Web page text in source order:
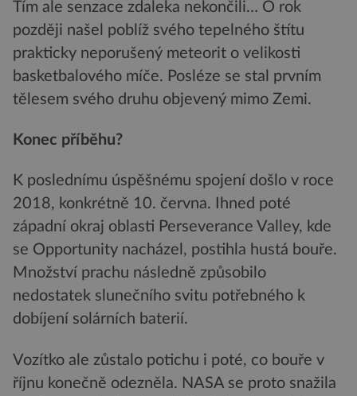
Tím ale senzace zdaleka nekončili… O rok
později našel poblíž svého tepelného štítu
prakticky neporušený meteorit o velikosti
basketbalového míče. Posléze se stal prvním
tělesem svého druhu objevený mimo Zemi.
Konec příběhu?
K poslednímu úspěšnému spojení došlo v roce
2018, konkrétně 10. června. Ihned poté
západní okraj oblasti Perseverance Valley, kde
se Opportunity nacházel, postihla hustá bouře.
Množství prachu následně způsobilo
nedostatek slunečního svitu potřebného k
dobíjení solárních baterií.
Vozítko ale zůstalo potichu i poté, co bouře v
říjnu konečně odezněla. NASA se proto snažila